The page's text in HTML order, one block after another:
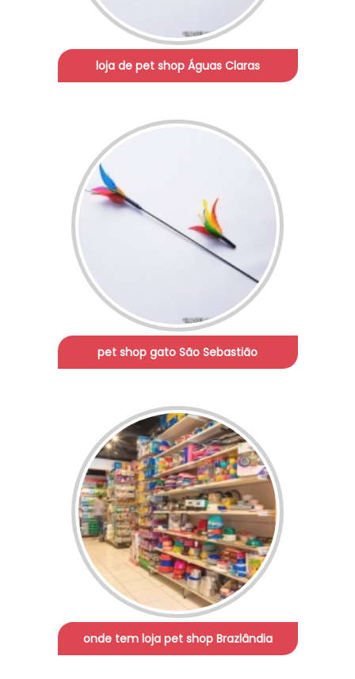
loja de pet shop Águas Claras
pet shop gato São Sebastião
onde tem loja pet shop Brazlândia